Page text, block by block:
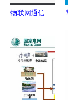
物联网通信
术服务 构
建智能互联
的未来基石